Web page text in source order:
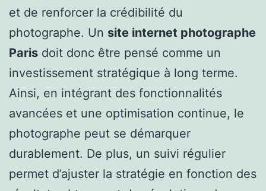
et de renforcer la crédibilité du
photographe. Un site internet photographe
Paris doit donc être pensé comme un
investissement stratégique à long terme.
Ainsi, en intégrant des fonctionnalités
avancées et une optimisation continue, le
photographe peut se démarquer
durablement. De plus, un suivi régulier
permet d’ajuster la stratégie en fonction des